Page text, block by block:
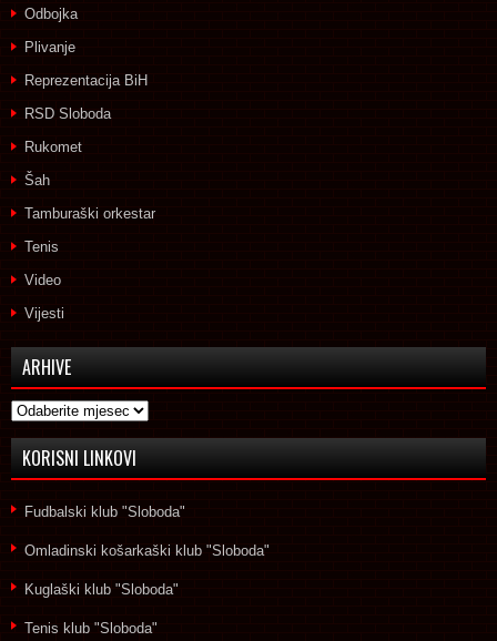
Odbojka
Plivanje
Reprezentacija BiH
RSD Sloboda
Rukomet
Šah
Tamburaški orkestar
Tenis
Video
Vijesti
ARHIVE
Arhive
KORISNI LINKOVI
Fudbalski klub "Sloboda"
Omladinski košarkaški klub "Sloboda"
Kuglaški klub "Sloboda"
Tenis klub "Sloboda"